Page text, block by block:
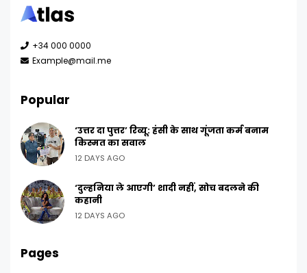
+34 000 0000
Example@mail.me
Popular
‘उत्तर दा पुत्तर’ रिव्यू: हंसी के साथ गूंजता कर्म बनाम
किस्मत का सवाल
12 DAYS AGO
‘दुल्हनिया ले आएगी’ शादी नहीं, सोच बदलने की
कहानी
12 DAYS AGO
Pages